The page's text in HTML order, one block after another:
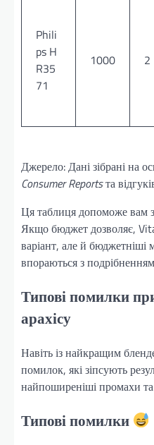
Phili
ps H
R35
71
1000 2
Джерело: Дані зібрані на
Consumer Reportsта
Ця таблиця допоможе вам
Якщо бюджет дозволяє,
варіант, але й бюджетніші
впораються з
Типові помилки
арахісу
Навіть із найкращим
помилок, які зіпсують
найпоширеніші промахи
Типові помилки